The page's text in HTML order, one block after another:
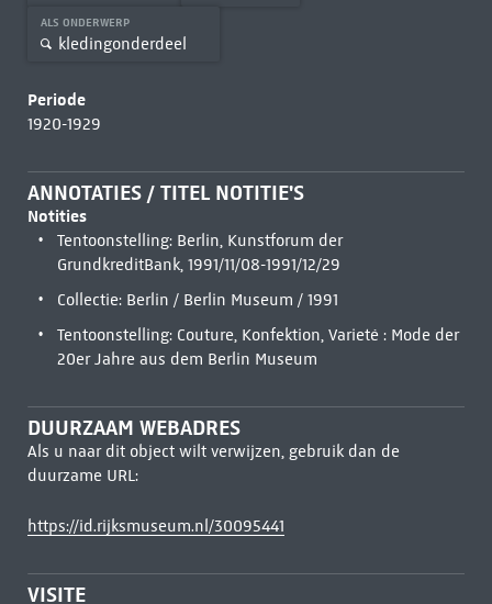
ALS ONDERWERP
kledingonderdeel
Periode
1920-1929
ANNOTATIES / TITEL NOTITIE'S
Notities
Tentoonstelling: Berlin, Kunstforum der
GrundkreditBank, 1991/11/08-1991/12/29
Collectie: Berlin / Berlin Museum / 1991
Tentoonstelling: Couture, Konfektion, Varieté : Mode der
20er Jahre aus dem Berlin Museum
DUURZAAM WEBADRES
Als u naar dit object wilt verwijzen, gebruik dan de
duurzame URL:
https://id.rijksmuseum.nl/30095441
VISITE